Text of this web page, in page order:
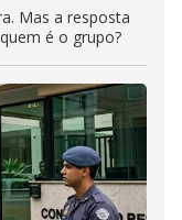
Mas a resposta
é o grupo?